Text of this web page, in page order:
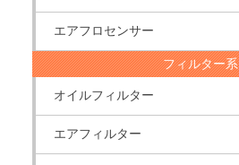
エアフロセンサー
フィルター系
オイルフィルター
エアフィルター